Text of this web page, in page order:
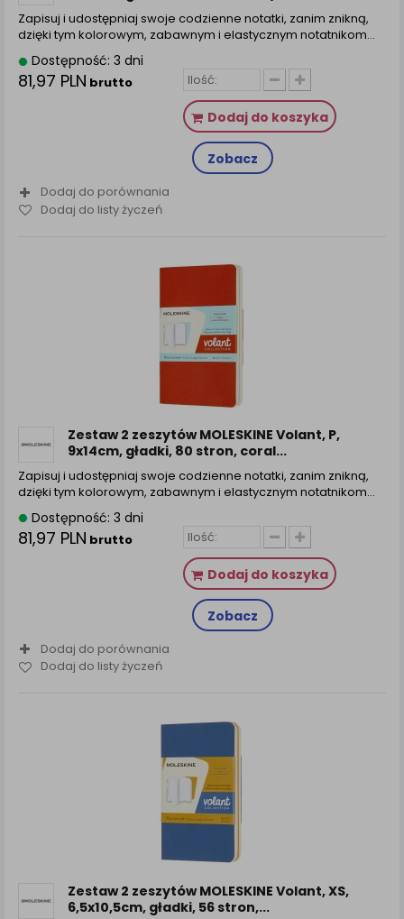
Zapisuj i udostępniaj swoje codzienne notatki, zanim znikną,
dzięki tym kolorowym, zabawnym i elastycznym notatnikom…
Dostępność: 3 dni
81,97 PLN brutto
Dodaj do koszyka
Zobacz
Dodaj do porównania
Dodaj do listy życzeń
Zestaw 2 zeszytów MOLESKINE Volant, P,
9x14cm, gładki, 80 stron, coral...
Zapisuj i udostępniaj swoje codzienne notatki, zanim znikną,
dzięki tym kolorowym, zabawnym i elastycznym notatnikom…
Dostępność: 3 dni
81,97 PLN brutto
Dodaj do koszyka
Zobacz
Dodaj do porównania
Dodaj do listy życzeń
Zestaw 2 zeszytów MOLESKINE Volant, XS,
6,5x10,5cm, gładki, 56 stron,...